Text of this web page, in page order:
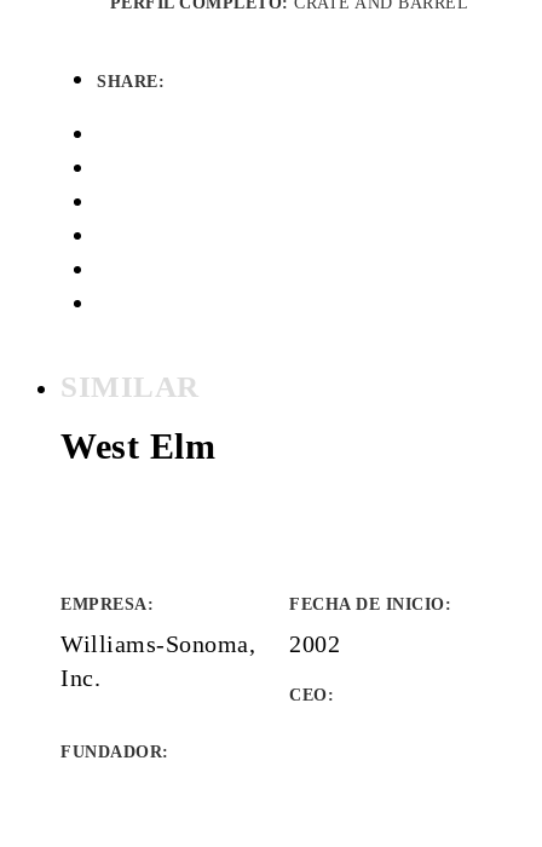
SHARE:
SIMILAR
West Elm
EMPRESA:
Williams-Sonoma,
Inc.
FECHA DE INICIO:
2002
CEO:
FUNDADOR: